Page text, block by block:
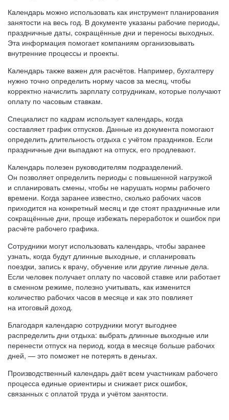
Календарь можно использовать как инструмент планирования
занятости на весь год. В документе указаны рабочие периоды,
праздничные даты, сокращённые дни и переносы выходных.
Эта информация помогает компаниям организовывать
внутренние процессы и проекты.
Календарь также важен для расчётов. Например, бухгалтеру
нужно точно определить норму часов за месяц, чтобы
корректно начислить зарплату сотрудникам, которые получают
оплату по часовым ставкам.
Специалист по кадрам использует календарь, когда
составляет график отпусков. Данные из документа помогают
определить длительность отдыха с учётом праздников. Если
праздничные дни выпадают на отпуск, его продлевают.
Календарь полезен руководителям подразделений.
Он позволяет определить периоды с повышенной нагрузкой
и спланировать смены, чтобы не нарушать нормы рабочего
времени. Когда заранее известно, сколько рабочих часов
приходится на конкретный месяц и где стоят праздничные или
сокращённые дни, проще избежать переработок и ошибок при
расчёте рабочего графика.
Сотрудники могут использовать календарь, чтобы заранее
узнать, когда будут длинные выходные, и спланировать
поездки, запись к врачу, обучение или другие личные дела.
Если человек получает оплату по часовой ставке или работает
в сменном режиме, полезно учитывать, как изменится
количество рабочих часов в месяце и как это повлияет
на итоговый доход.
Благодаря календарю сотрудники могут выгоднее
распределить дни отдыха: выбрать длинные выходные или
перенести отпуск на период, когда в месяце больше рабочих
дней, — это поможет не потерять в деньгах.
Производственный календарь даёт всем участникам рабочего
процесса единые ориентиры и снижает риск ошибок,
связанных с оплатой труда и учётом занятости.